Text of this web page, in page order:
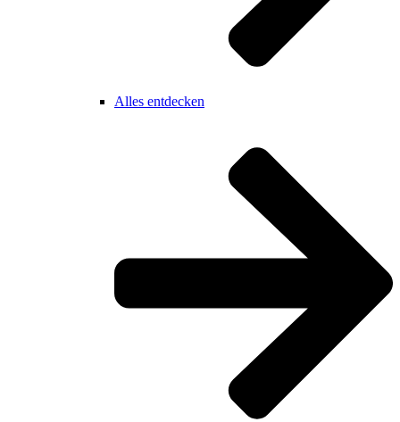
Alles entdecken